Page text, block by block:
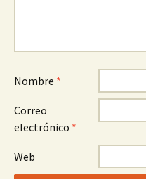
Nombre *
Correo
electrónico *
Web